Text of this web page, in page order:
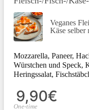
Veganes
Käse selber
Mozzarella, Paneer,
Würstchen und Speck,
Heringssalat,
9,90€
One-time